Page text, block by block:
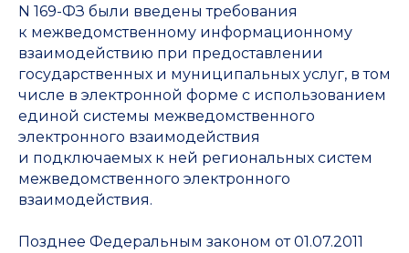
N 169-ФЗ были введены требования
к межведомственному информационному
взаимодействию при предоставлении
государственных и муниципальных услуг, в том
числе в электронной форме с использованием
единой системы межведомственного
электронного взаимодействия
и подключаемых к ней региональных систем
межведомственного электронного
взаимодействия.
Позднее Федеральным законом от 01.07.2011